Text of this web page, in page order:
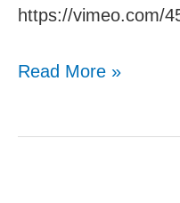
https://vimeo.com/
Read More »